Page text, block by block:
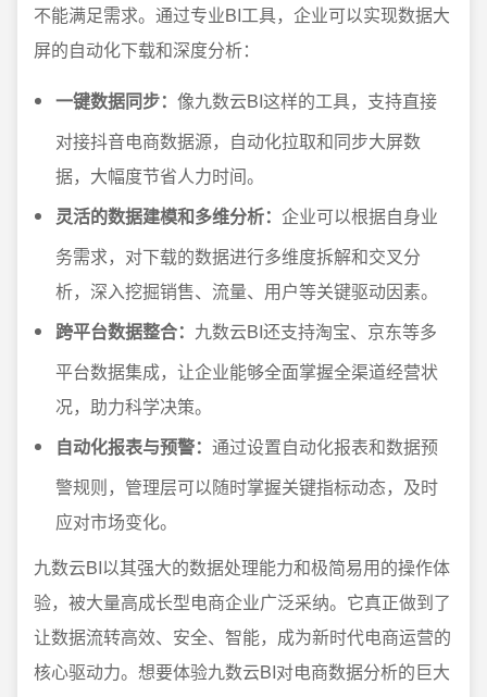
不能满足需求。通过专业BI工具，企业可以实现数据大
屏的自动化下载和深度分析：
一键数据同步： 像九数云BI这样的工具，支持直接
对接抖音电商数据源，自动化拉取和同步大屏数
据，大幅度节省人力时间。
灵活的数据建模和多维分析： 企业可以根据自身业
务需求，对下载的数据进行多维度拆解和交叉分
析，深入挖掘销售、流量、用户等关键驱动因素。
跨平台数据整合： 九数云BI还支持淘宝、京东等多
平台数据集成，让企业能够全面掌握全渠道经营状
况，助力科学决策。
自动化报表与预警： 通过设置自动化报表和数据预
警规则，管理层可以随时掌握关键指标动态，及时
应对市场变化。
九数云BI以其强大的数据处理能力和极简易用的操作体
验，被大量高成长型电商企业广泛采纳。它真正做到了
让数据流转高效、安全、智能，成为新时代电商运营的
核心驱动力。想要体验九数云BI对电商数据分析的巨大